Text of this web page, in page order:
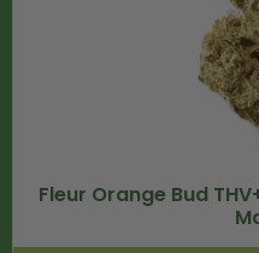
Fleur Orange Bud